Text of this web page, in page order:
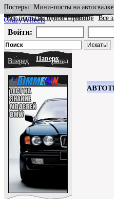
CrazyWheels
Постеры Мини-посты на
Все посты на одной странице
Все
Войти:
Вперед НаверхНазад